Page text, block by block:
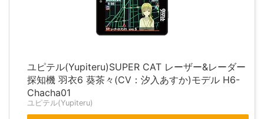
ユピテル(Yupiteru)SUPER CAT レーザー&レーダー
探知機 羽衣6 葵茶々(CV：汐入あすか)モデル H6-
Chacha01
ユピテル(Yupiteru)